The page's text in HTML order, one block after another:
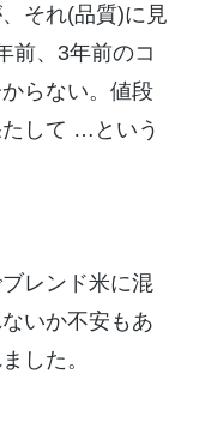
それ(品質)に見
前、3年前のコ
らない。値段
して …という
レンド米に混
いか不安もあ
した。